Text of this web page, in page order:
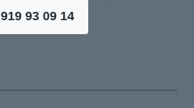
919 93 09 14